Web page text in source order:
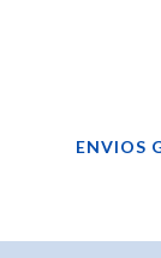
ENVIOS